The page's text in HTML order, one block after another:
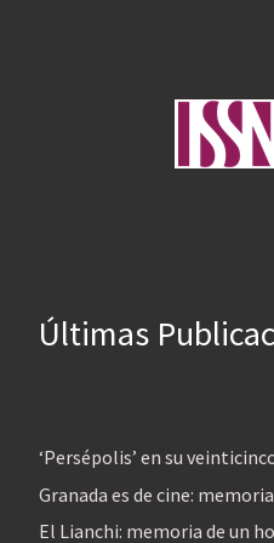
Últimas
‘Persépolis’ en su
Granada es de cine:
El Lianchi: memoria de un